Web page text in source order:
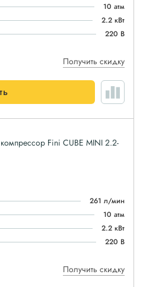
10 атм
2.2 кВт
220 В
Получить скидку
Fini CUBE MINI 2.2-
261 л/мин
10 атм
2.2 кВт
220 В
Получить скидку